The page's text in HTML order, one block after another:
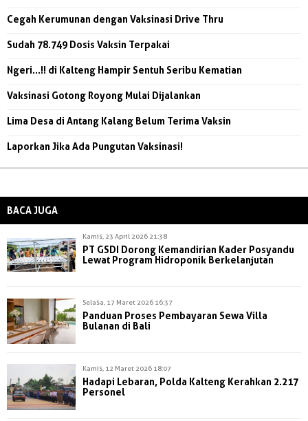
Cegah Kerumunan dengan Vaksinasi Drive Thru
Sudah 78.749 Dosis Vaksin Terpakai
Ngeri...!! di Kalteng Hampir Sentuh Seribu Kematian
Vaksinasi Gotong Royong Mulai Dijalankan
Lima Desa di Antang Kalang Belum Terima Vaksin
Laporkan Jika Ada Pungutan Vaksinasi!
BACA JUGA
Kamis, 23 April 2026 21:38
PT GSDI Dorong Kemandirian Kader Posyandu
Lewat Program Hidroponik Berkelanjutan
Selasa, 17 Maret 2026 16:37
Panduan Proses Pembayaran Sewa Villa
Bulanan di Bali
Kamis, 12 Maret 2026 18:07
Hadapi Lebaran, Polda Kalteng Kerahkan 2.217
Personel